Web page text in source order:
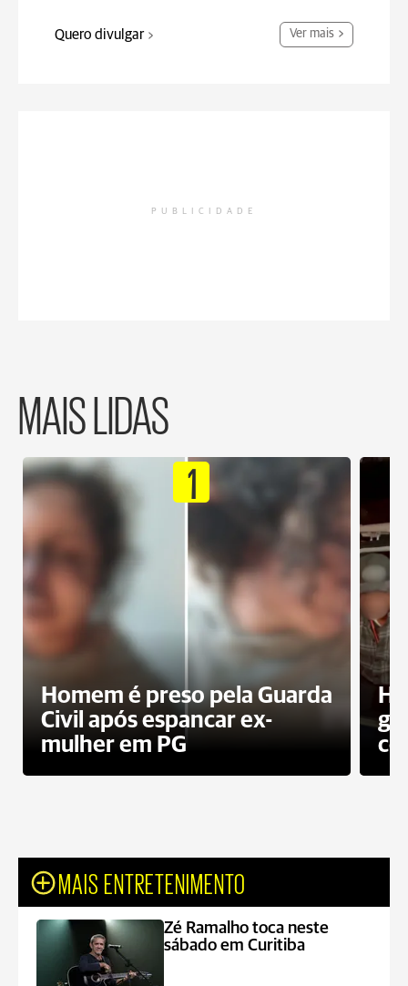
Quero divulgar Ver mais
PUBLICIDADE
MAIS LIDAS
1
Homem é preso pela Guarda
Civil após espancar ex-
mulher em PG
MAIS ENTRETENIMENTO
Zé Ramalho toca neste
sábado em Curitiba